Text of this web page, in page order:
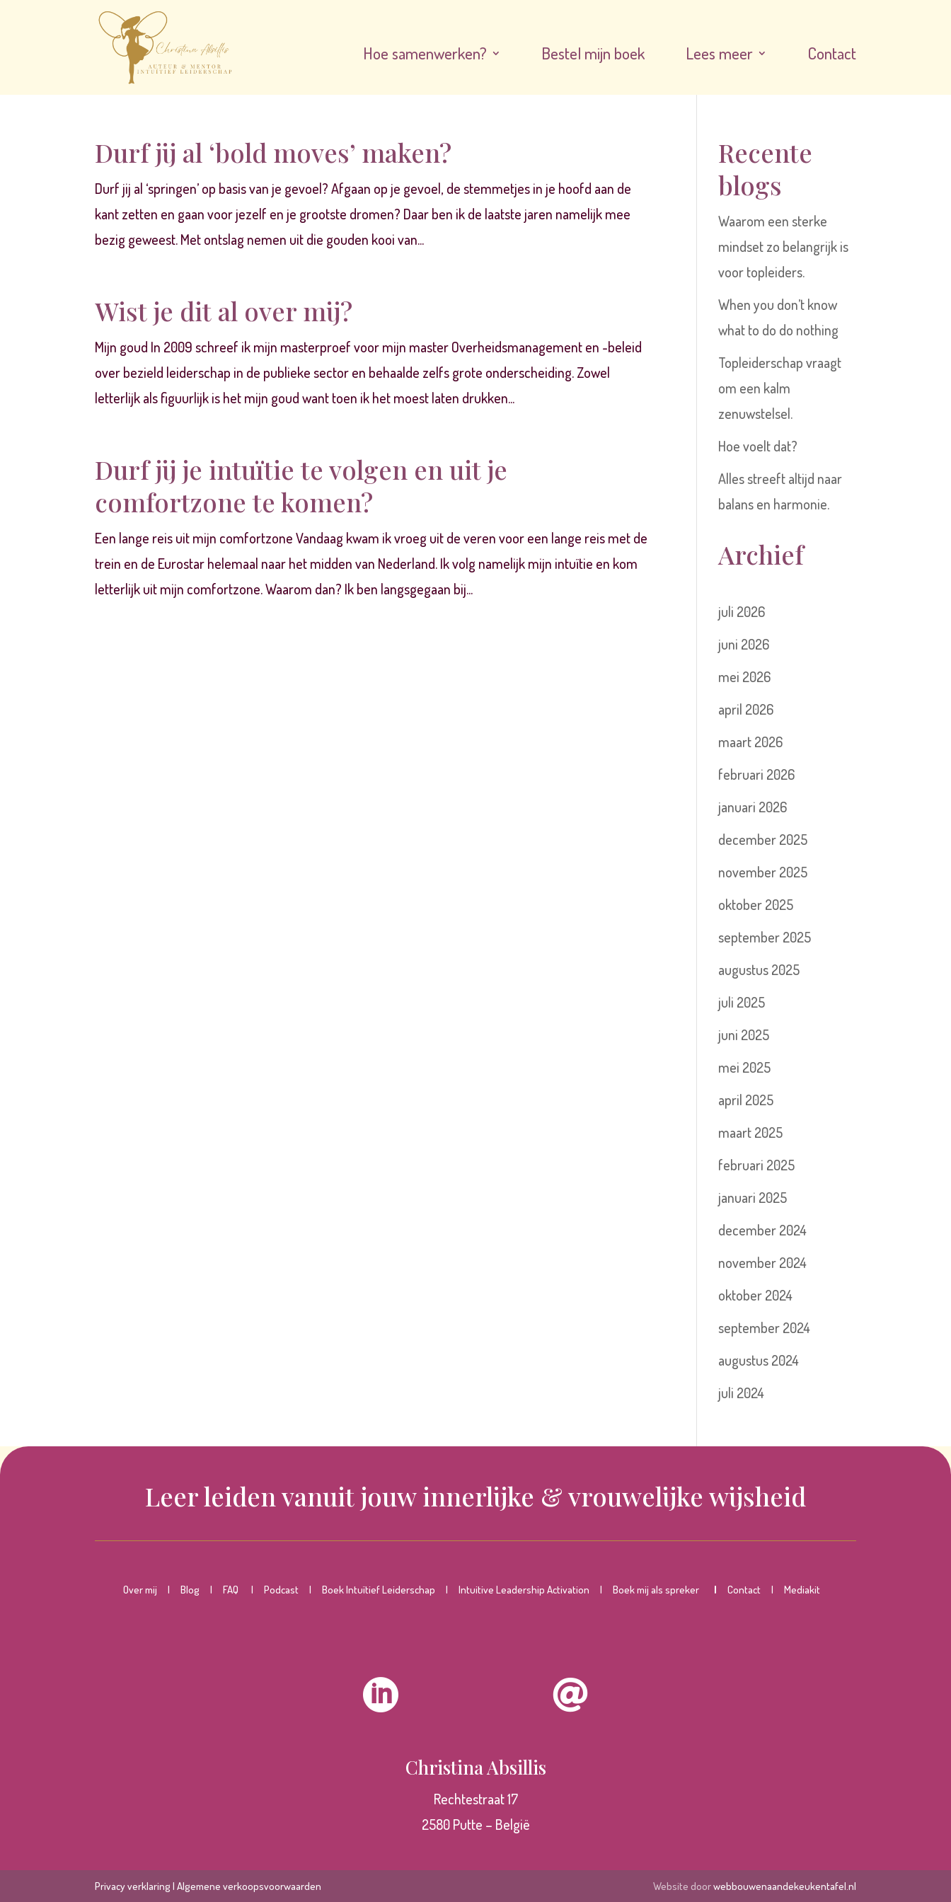
Hoe samenwerken? Bestel mijn boek Lees meer Contact
Durf jij al ‘bold moves’ maken?
Durf jij al ‘springen’ op basis van je gevoel? Afgaan op je gevoel, de stemmetjes in je hoofd aan de
kant zetten en gaan voor jezelf en je grootste dromen? Daar ben ik de laatste jaren namelijk mee
bezig geweest. Met ontslag nemen uit die gouden kooi van...
Wist je dit al over mij?
Mijn goud In 2009 schreef ik mijn masterproef voor mijn master Overheidsmanagement en -beleid
over bezield leiderschap in de publieke sector en behaalde zelfs grote onderscheiding. Zowel
letterlijk als figuurlijk is het mijn goud want toen ik het moest laten drukken...
Durf jij je intuïtie te volgen en uit je
comfortzone te komen?
Een lange reis uit mijn comfortzone Vandaag kwam ik vroeg uit de veren voor een lange reis met de
trein en de Eurostar helemaal naar het midden van Nederland. Ik volg namelijk mijn intuïtie en kom
letterlijk uit mijn comfortzone. Waarom dan? Ik ben langsgegaan bij...
Recente
blogs
Waarom een sterke
mindset zo belangrijk is
voor topleiders.
When you don’t know
what to do do nothing
Topleiderschap vraagt
om een kalm
zenuwstelsel.
Hoe voelt dat?
Alles streeft altijd naar
balans en harmonie.
Archief
juli 2026
juni 2026
mei 2026
april 2026
maart 2026
februari 2026
januari 2026
december 2025
november 2025
oktober 2025
september 2025
augustus 2025
juli 2025
juni 2025
mei 2025
april 2025
maart 2025
februari 2025
januari 2025
december 2024
november 2024
oktober 2024
september 2024
augustus 2024
juli 2024
Leer leiden vanuit jouw innerlijke & vrouwelijke wijsheid
Over mij | Blog | FAQ | Podcast | Boek Intuïtief Leiderschap | Intuitive Leadership Activation | Boek mij als spreker | Contact | Mediakit
 
Christina Absillis
Rechtestraat 17
2580 Putte – België
Privacy verklaring|Algemene verkoopsvoorwaarden Website doorwebbouwenaandekeukentafel.nl